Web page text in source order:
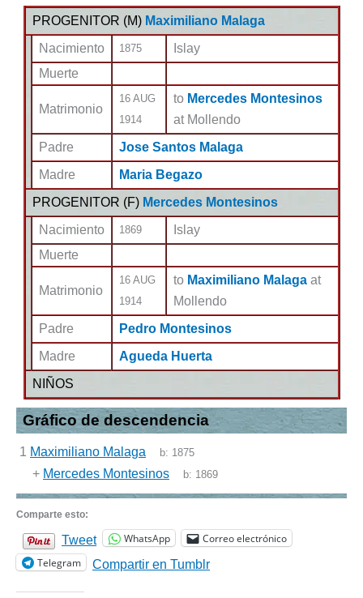
PROGENITOR (M) Maximiliano Malaga
Nacimiento
1875
Islay
Muerte
Matrimonio
16 AUG
1914
to Mercedes Montesinos
at Mollendo
Padre
Jose Santos Malaga
Madre
Maria Begazo
PROGENITOR (F) Mercedes Montesinos
Nacimiento
1869
Islay
Muerte
Matrimonio
16 AUG
1914
to Maximiliano Malaga at
Mollendo
Padre
Pedro Montesinos
Madre
Agueda Huerta
NIÑOS
Gráfico de descendencia
1 Maximiliano Malaga b: 1875
+ Mercedes Montesinos b: 1869
Comparte esto:
Tweet WhatsApp
Correo electrónico
Telegram
Compartir en Tumblr